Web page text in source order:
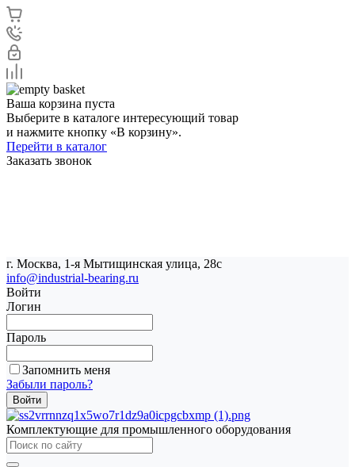
Ваша корзина пуста
Выберите в каталоге интересующий товар
и нажмите кнопку «В корзину».
Перейти в каталог
Заказать звонок
г. Москва, 1-я Мытищинская улица, 28с
info@industrial-bearing.ru
Войти
Логин
Пароль
Запомнить меня
Забыли пароль?
Комплектующие для промышленного оборудования